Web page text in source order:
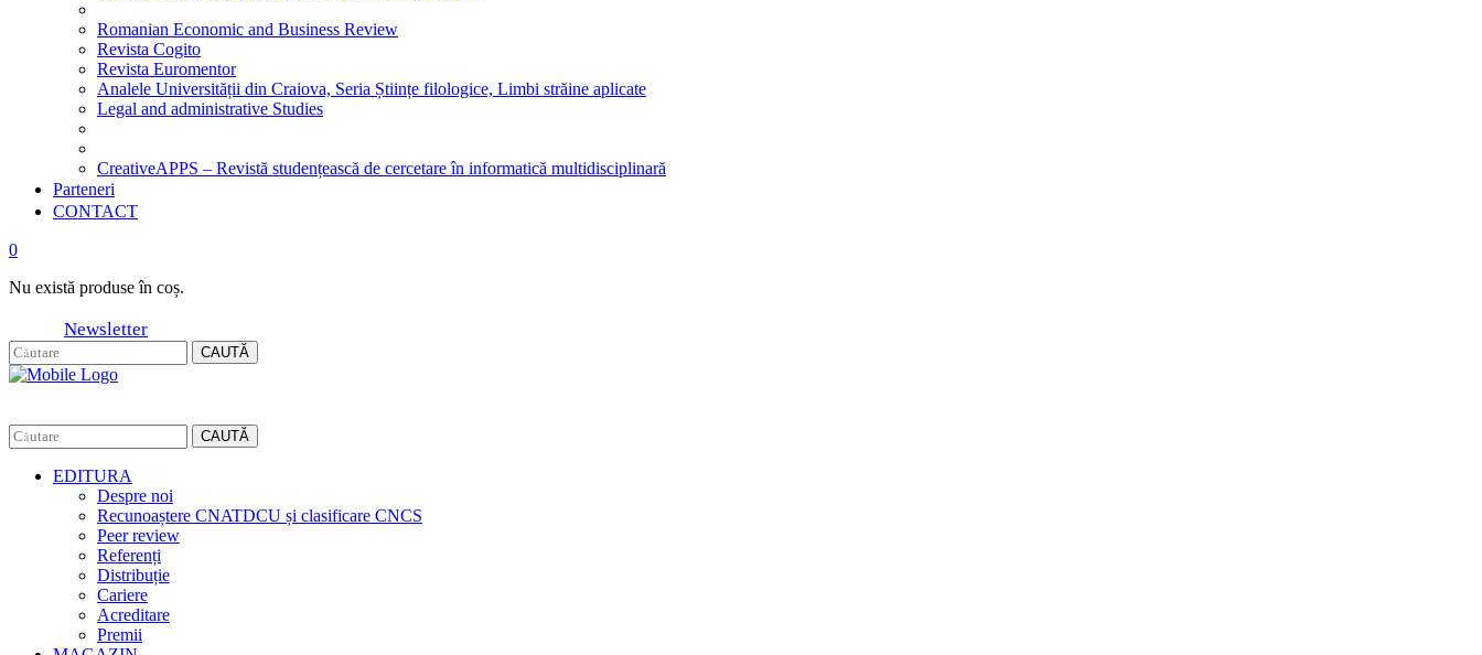
Romanian Economic and Business Review
Revista Cogito
Revista Euromentor
Analele Universității din Craiova, Seria Științe filologice, Limbi străine aplicate
Legal and administrative Studies
CreativeAPPS – Revistă studențească de cercetare în informatică multidisciplinară
Parteneri
CONTACT
0
Nu există produse în coș.
Newsletter
CAUTĂ
CAUTĂ
EDITURA
Despre noi
Recunoaștere CNATDCU și clasificare CNCS
Peer review
Referenți
Distribuție
Cariere
Acreditare
Premii